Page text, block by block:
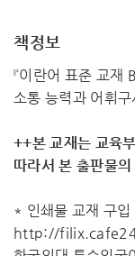
책정보
『이란어 표준 교재
소통 능력과 어휘
++본 교재는 교육
따라서 ​본 출판물
* 인쇄물 교재 구입
http://